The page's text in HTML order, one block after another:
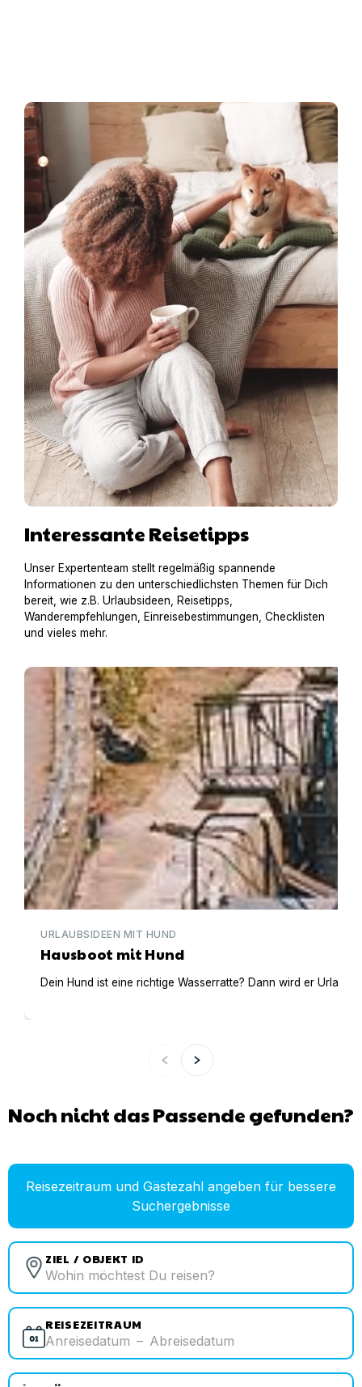
Interessante Reisetipps
Unser Expertenteam stellt regelmäßig spannende
Informationen zu den unterschiedlichsten Themen für Dich
bereit, wie z.B. Urlaubsideen, Reisetipps,
Wanderempfehlungen, Einreisebestimmungen, Checklisten
und vieles mehr.
Hausboot mit Hund
URLAUBSIDEEN MIT HUND
Hausboot mit Hund
Dein Hund ist eine richtige Wasserratte? Dann wird er
Noch nicht das Passende gefunden?
Reisezeitraum und Gästezahl angeben für bessere
Suchergebnisse
ZIEL / OBJEKT ID
REISEZEITRAUM
Anreisedatum – Abreisedatum